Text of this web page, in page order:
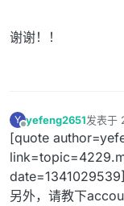
谢谢！！
Y
离线
yefeng2651发表于
最后由
[quote
date=1341029539]
另外，请教下